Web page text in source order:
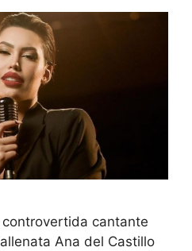
cantante
Ana del Castillo